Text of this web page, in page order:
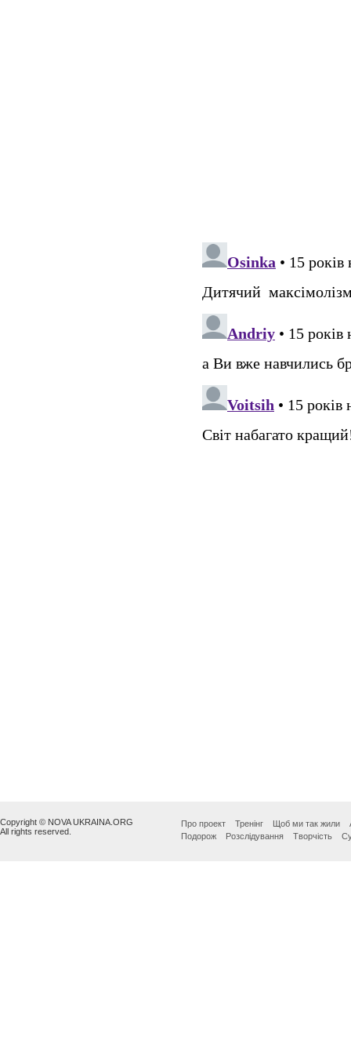
Copyright © NOVA UKRAINA.ORG
All rights reserved.
Про проект Тренінг Щоб ми так жили
Подорож
Розслідування Творчість